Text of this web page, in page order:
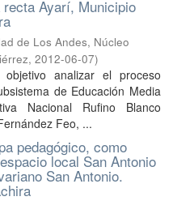
Ayarí, Municipio
de Los Andes, Núcleo
, 2012-06-07)
analizar el proceso
de Educación Media
Nacional Rufino Blanco
Feo, ...
pedagógico, como
local San Antonio
San Antonio.